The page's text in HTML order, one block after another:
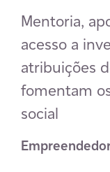
Mentoria,
acesso a
atribuições
fomentam
social